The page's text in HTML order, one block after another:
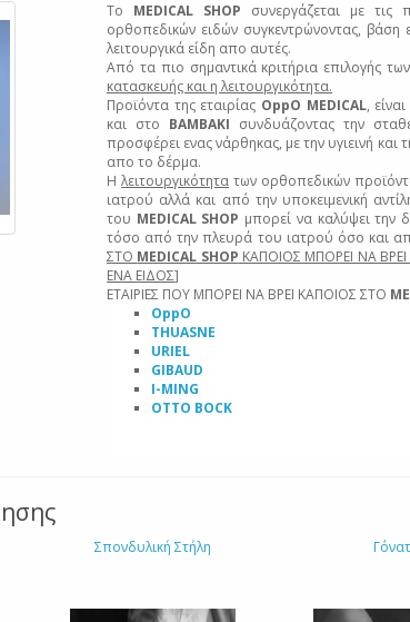
Το MEDICAL SHOP συνεργάζεται με τις
ορθοπεδικών ειδών συγκεντρώνοντας, βάση
λειτουργικά είδη απο αυτές.
Από τα πιο σημαντικά κριτήρια επιλογής
κατασκευής και η λειτουργικότητα.
Προϊόντα της εταιρίας OppO MEDICAL,
και στο ΒΑΜΒΑΚΙ συνδυάζοντας την
προσφέρει ενας νάρθηκας, με την υγιεινή
απο το δέρμα.
Ηλειτουργικότητα των ορθοπεδικών
ιατρού αλλά και από την υποκειμενική
του MEDICAL SHOP μπορεί να καλύψει την
τόσο από την πλευρά του ιατρού όσο και
ΣΤΟ MEDICAL SHOP ΚΑΠΟΙΟΣ ΜΠΟΡΕΙ ΝΑ
ΕΝΑ ΕΙΔΟΣ]
ΕΤΑΙΡΙΕΣ ΠΟΥ ΜΠΟΡΕΙ ΝΑ ΒΡΕΙ ΚΑΠΟΙΟΣ ΣΤΟ
OppO
THUASNE
URIEL
GIBAUD
I-MING
OTTO BOCK
Σπονδυλική Στήλη